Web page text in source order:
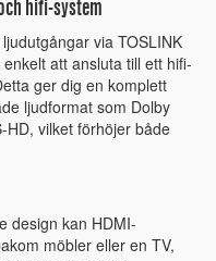
hifi-system
via TOSLINK
att ansluta till ett hifi-
ger dig en komplett
ljudformat som Dolby
HD, vilket förhöjer både
design kan HDMI-
möbler eller en TV,